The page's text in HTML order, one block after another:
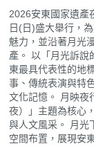
2026安東國家遺產
日(日)盛大舉行，
魅力，並沿著月光
產。 以「月光訴說
東最具代表性的地
事、傳統表演與特
文化記憶。 月映夜
夜）」主題為核心
與人文風采。 月光
空間布置，展現安